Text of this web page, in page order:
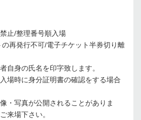
止/整理番号順入場
再発行不可/電子チケット半券切り離
自身の氏名を印字致します。
場時に身分証明書の確認をする場合
・写真が公開されることがありま
来場下さい。